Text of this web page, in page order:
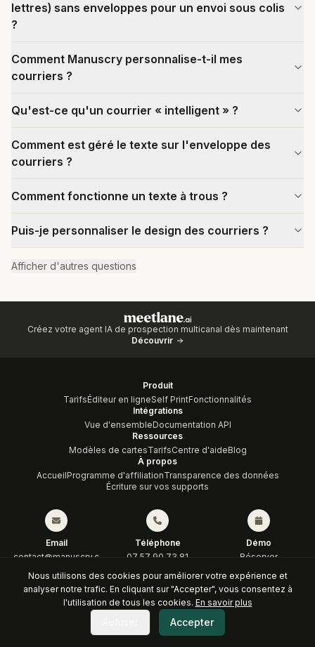
lettres) sans enveloppes pour un envoi sous colis
?
Comment Manuscry personnalise-t-il mes
courriers ?
Qu'est-ce qu'un courrier « intelligent » ?
Comment est géré le texte sur l'enveloppe des
courriers ?
Comment fonctionne un texte à trous ?
Puis-je personnaliser le design des courriers ?
Afficher d'autres questions
Créez votre agent IA de prospection multicanal dès maintenant
Découvrir
Produit
TarifsÉditeur en ligneSelf PrintFonctionnalités
Intégrations
Vue d'ensembleDocumentation API
Ressources
Modèles de cartesTarifsCentre d'aideBlog
À propos
AccueilProgramme d'affiliationTransparence des données
Écriture sur vos supports
Email
contact@manuscry.c
Téléphone
07 57 90 73 81
Démo
Réserver
© 2026 KRAFTECH Conditions générales
Politique de confidentialité
Transparence des donnéesMentions légalesPolitique de cookies
Contrat d'affiliation
Nous utilisons des cookies pour améliorer votre expérience et
analyser notre trafic. En cliquant sur "Accepter", vous consentez à
l'utilisation de tous les cookies. En savoir plus
Accepter